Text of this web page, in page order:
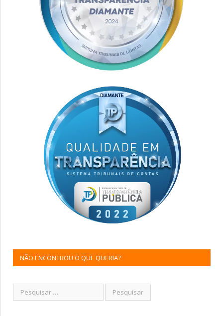
NÃO ENCONTROU O QUE QUERIA?